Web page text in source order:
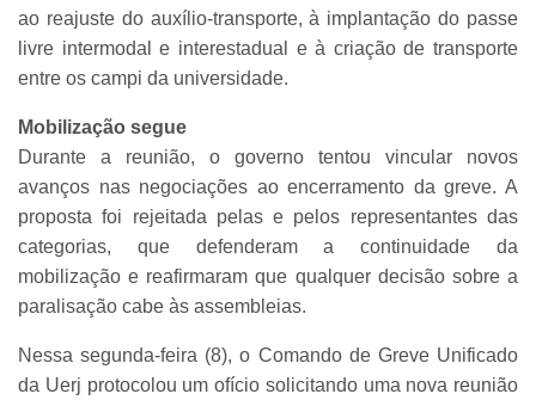
ao reajuste do auxílio-transporte, à implantação do passe
livre intermodal e interestadual e à criação de transporte
entre os campi da universidade.
Mobilização segue
Durante a reunião, o governo tentou vincular novos
avanços nas negociações ao encerramento da greve. A
proposta foi rejeitada pelas e pelos representantes das
categorias, que defenderam a continuidade da
mobilização e reafirmaram que qualquer decisão sobre a
paralisação cabe às assembleias.
Nessa segunda-feira (8), o Comando de Greve Unificado
da Uerj protocolou um ofício solicitando uma nova reunião